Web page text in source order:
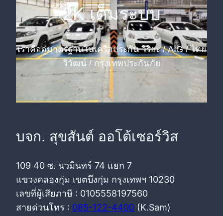
2K เต็มระบบ
เราคืออู่มาตรฐานในเครือประกัน วิริยะ / AIG / ไทย
วิวัฒน์ / กรุงเทพประกันภัย
บจก. สุขสันต์ ออโต้เซอร์วิส
109 40 ซ. นวมินทร์ 74 แยก 7
แขวงคลองกุ่ม เขตบึงกุ่ม กรุงเทพฯ 10230
เลขที่ผู้เสียภาษี : 0105558197560
สายด่วนโทร : 085-122-4400 (K.Sam)